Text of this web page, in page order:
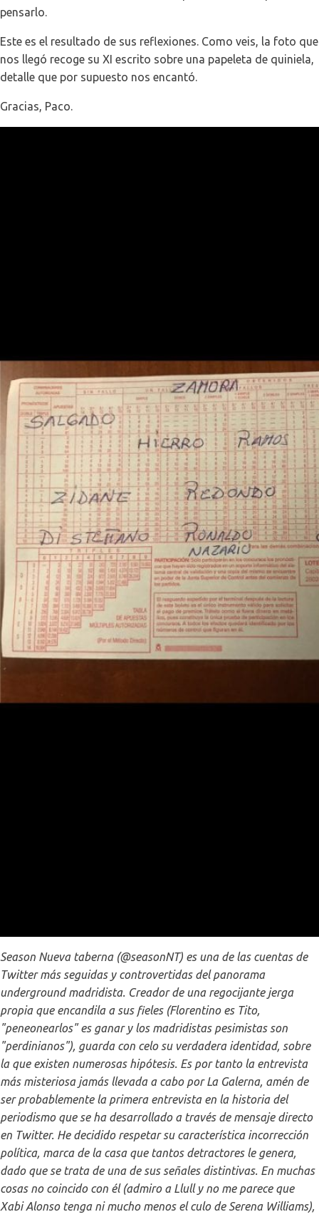
pensarlo.
Este es el resultado de sus reflexiones. Como veis, la foto que
nos llegó recoge su XI escrito sobre una papeleta de quiniela,
detalle que por supuesto nos encantó.
Gracias, Paco.
Season Nueva taberna (@seasonNT) es una de las cuentas de
Twitter más seguidas y controvertidas del panorama
underground madridista. Creador de una regocijante jerga
propia que encandila a sus fieles (Florentino es Tito,
"peneonearlos" es ganar y los madridistas pesimistas son
"perdinianos"), guarda con celo su verdadera identidad, sobre
la que existen numerosas hipótesis. Es por tanto la entrevista
más misteriosa jamás llevada a cabo por La Galerna, amén de
ser probablemente la primera entrevista en la historia del
periodismo que se ha desarrollado a través de mensaje directo
en Twitter. He decidido respetar su característica incorrección
política, marca de la casa que tantos detractores le genera,
dado que se trata de una de sus señales distintivas. En muchas
cosas no coincido con él (admiro a Llull y no me parece que
Xabi Alonso tenga ni mucho menos el culo de Serena Williams),